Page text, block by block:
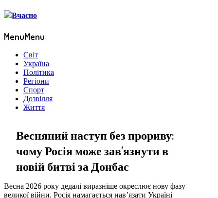
MenuMenu
Світ
Україна
Політика
Регіони
Спорт
Дозвілля
Життя
Весняний наступ без прориву:
чому Росія може зав’язнути в
новій битві за Донбас
Весна 2026 року дедалі виразніше окреслює нову фазу
великої війни. Росія намагається нав’язати Україні